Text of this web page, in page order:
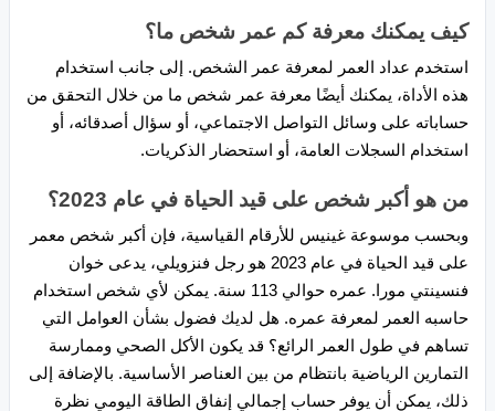
كيف يمكنك معرفة كم عمر شخص ما؟
استخدم عداد العمر لمعرفة عمر الشخص. إلى جانب استخدام
هذه الأداة، يمكنك أيضًا معرفة عمر شخص ما من خلال التحقق من
حساباته على وسائل التواصل الاجتماعي، أو سؤال أصدقائه، أو
استخدام السجلات العامة، أو استحضار الذكريات.
من هو أكبر شخص على قيد الحياة في عام 2023؟
وبحسب موسوعة غينيس للأرقام القياسية، فإن أكبر شخص معمر
على قيد الحياة في عام 2023 هو رجل فنزويلي، يدعى خوان
فنسينتي مورا. عمره حوالي 113 سنة. يمكن لأي شخص استخدام
حاسبه العمر لمعرفة عمره. هل لديك فضول بشأن العوامل التي
تساهم في طول العمر الرائع؟ قد يكون الأكل الصحي وممارسة
التمارين الرياضية بانتظام من بين العناصر الأساسية. بالإضافة إلى
ذلك، يمكن أن يوفر حساب إجمالي إنفاق الطاقة اليومي نظرة